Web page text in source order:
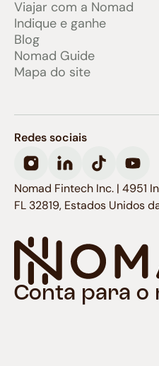
Viajar com a Nomad
Indique e ganhe
Blog
Nomad Guide
Mapa do site
Conta para o
Redes sociais
Nomad Fintech Inc. | 4951
FL 32819, Estados Unidos